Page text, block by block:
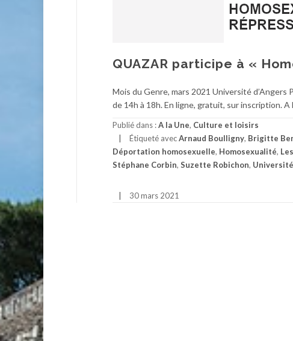
QUAZAR participe à «
Mois du Genre, mars 2021 Université
de 14h à 18h. En ligne, gratuit, sur inscription.
Publié dans :A la Une, Culture et loisirs
Étiqueté avecArnaud Boulligny, Brigitte
Déportation homosexuelle, Homosexualité,
Stéphane Corbin, Suzette Robichon,
30 mars 2021